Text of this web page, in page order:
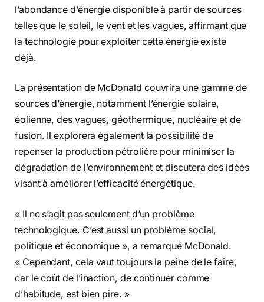
l’abondance d’énergie disponible à partir de sources
telles que le soleil, le vent et les vagues, affirmant que
la technologie pour exploiter cette énergie existe
déjà.
La présentation de McDonald couvrira une gamme de
sources d’énergie, notamment l’énergie solaire,
éolienne, des vagues, géothermique, nucléaire et de
fusion. Il explorera également la possibilité de
repenser la production pétrolière pour minimiser la
dégradation de l’environnement et discutera des idées
visant à améliorer l’efficacité énergétique.
« Il ne s’agit pas seulement d’un problème
technologique. C’est aussi un problème social,
politique et économique », a remarqué McDonald.
« Cependant, cela vaut toujours la peine de le faire,
car le coût de l’inaction, de continuer comme
d’habitude, est bien pire. »